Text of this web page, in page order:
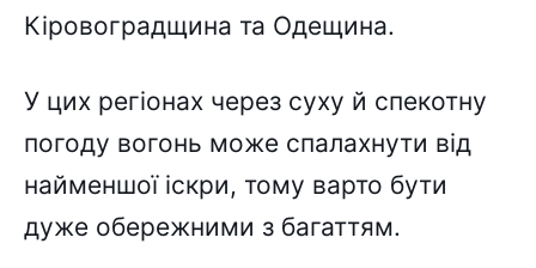
Кіровоградщина та Одещина.
У цих регіонах через суху й спекотну
погоду вогонь може спалахнути від
найменшої іскри, тому варто бути
дуже обережними з багаттям.